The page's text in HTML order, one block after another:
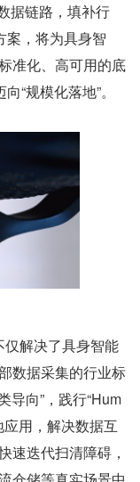
据链路，填补行
案，将为具身智
准化、高可用的底
“规模化落地”。
解决了具身智能
数据采集的行业标
导向”，践行“Hum
用，解决数据互
速迭代扫清障碍，